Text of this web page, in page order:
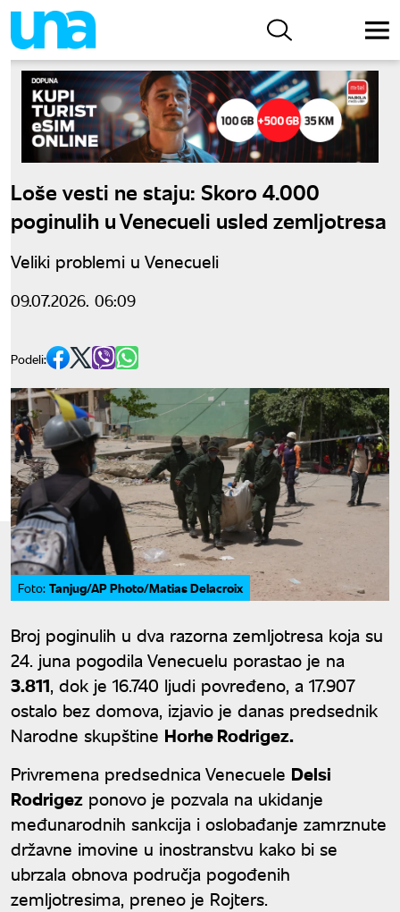
Loše vesti ne staju: Skoro 4.000
poginulih u Venecueli usled zemljotresa
Veliki problemi u Venecueli
09.07.2026. 06:09
Podeli:
Foto: Tanjug/AP Photo/Matias Delacroix
Broj poginulih u dva razorna zemljotresa koja su
24. juna pogodila Venecuelu porastao je na
3.811, dok je 16.740 ljudi povređeno, a 17.907
ostalo bez domova, izjavio je danas predsednik
Narodne skupštine Horhe Rodrigez.
Privremena predsednica Venecuele Delsi
Rodrigez ponovo je pozvala na ukidanje
međunarodnih sankcija i oslobađanje zamrznute
državne imovine u inostranstvu kako bi se
ubrzala obnova područja pogođenih
zemljotresima, preneo je Rojters.